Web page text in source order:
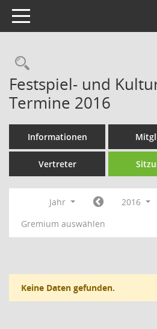
Toggle navigation
Rechercheauswahl
Festspiel- und
Termine 2016
Informationen
Vertreter
Jahr
2016
Gremium auswählen
Keine Daten gefunden.